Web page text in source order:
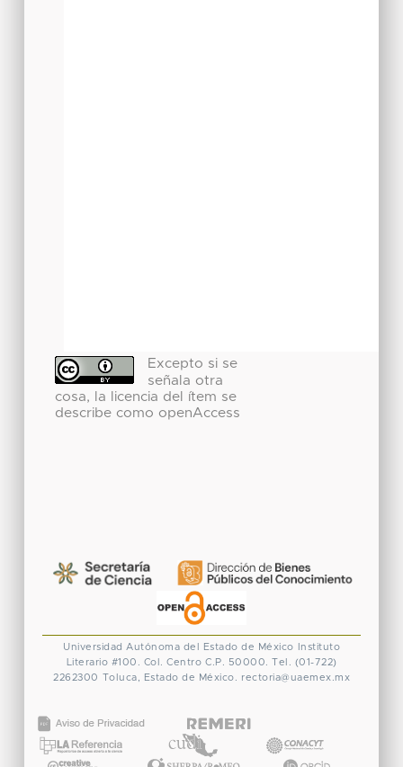
Excepto si se
señala otra
cosa, la licencia del ítem se
describe como openAccess
Universidad Autónoma del Estado de México
Instituto
Literario #100. Col. Centro C.P. 50000. Tel. (01-722)
2262300 Toluca, Estado de México. rectoria@uaemex.mx